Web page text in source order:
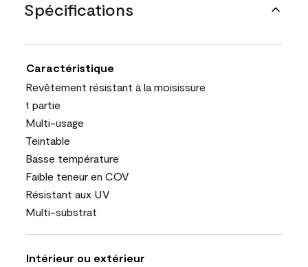
Spécifications
Caractéristique
Revêtement résistant à la moisissure
1 partie
Multi-usage
Teintable
Basse température
Faible teneur en COV
Résistant aux UV
Multi-substrat
Intérieur ou extérieur